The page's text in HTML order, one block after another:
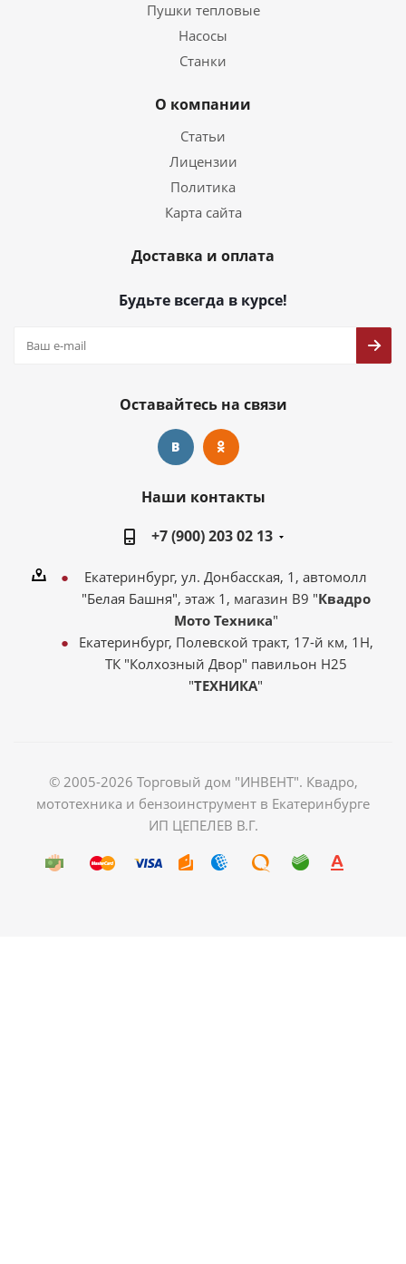
Пушки тепловые
Насосы
Станки
О компании
Статьи
Лицензии
Политика
Карта сайта
Доставка и оплата
Будьте всегда в курсе!
Оставайтесь на связи
Наши контакты
+7 (900) 203 02 13
Екатеринбург, ул. Донбасская, 1, автомолл
"Белая Башня", этаж 1, магазин В9 "Квадро
Мото Техника"
Екатеринбург, Полевской тракт, 17-й км, 1Н,
ТК "Колхозный Двор" павильон Н25
"ТЕХНИКА"
© 2005-2026 Торговый дом "ИНВЕНТ". Квадро,
мототехника и бензоинструмент в Екатеринбурге
ИП ЦЕПЕЛЕВ В.Г.